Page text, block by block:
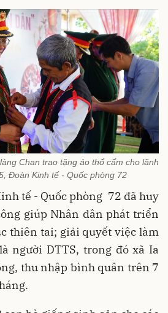
Chan trao tặng áo thổ cẩm cho lãnh
Đoàn Kinh tế - Quốc phòng 72
tế - Quốc phòng 72 đã huy
giúp Nhân dân phát triển
thiên tai; giải quyết việc làm
người DTTS, trong đó xã Ia
thu nhập bình quân trên 7